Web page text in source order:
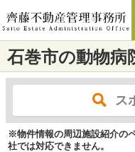
石巻市の動物病
ス
※物件情報の周辺施設紹介の
社では対応できません。